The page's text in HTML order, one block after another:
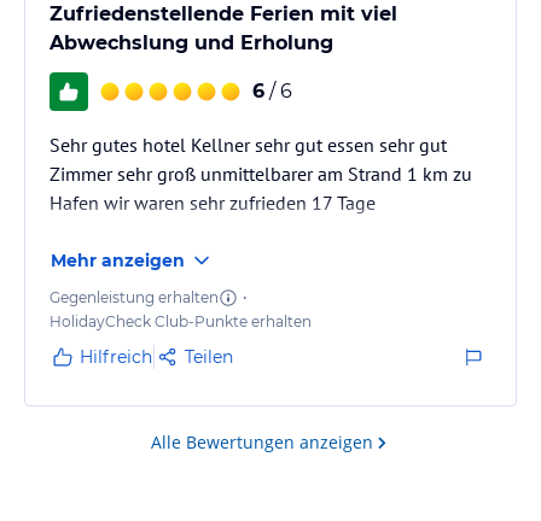
Zufriedenstellende Ferien mit viel
Abwechslung und Erholung
6 / 6
Sehr gutes hotel Kellner sehr gut essen sehr gut
Zimmer sehr groß unmittelbarer am Strand 1 km zu
Hafen wir waren sehr zufrieden 17 Tage
Mehr anzeigen
Gegenleistung erhalten
•
HolidayCheck Club-Punkte erhalten
Hilfreich Teilen
Alle Bewertungen anzeigen